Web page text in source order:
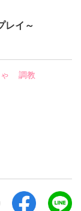
レイ～
調教